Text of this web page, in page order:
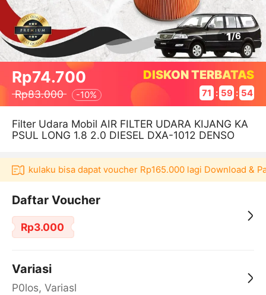
1/6
Rp74.700
Rp83.000 -10%
DISKON TERBATAS
71 : 59 : 53
Filter Udara Mobil AIR FILTER UDARA KIJANG KA
PSUL LONG 1.8 2.0 DIESEL DXA-1012 DENSO
Akulaku bisa dapat voucher Rp165.000 lagi Download &
Daftar Voucher
Rp3.000
Variasi
P0los, Variasl